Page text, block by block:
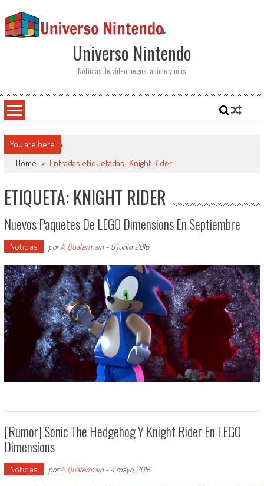
Universo Nintendo
Noticias de videojuegos, anime y más
You are here
Home > Entradas etiquetadas "Knight Rider"
ETIQUETA: KNIGHT RIDER
Nuevos Paquetes De LEGO Dimensions En Septiembre
Noticias porA. Quatermain- 9 junio, 2016
[Rumor] Sonic The Hedgehog Y Knight Rider En LEGO
Dimensions
Noticias porA. Quatermain- 4 mayo, 2016